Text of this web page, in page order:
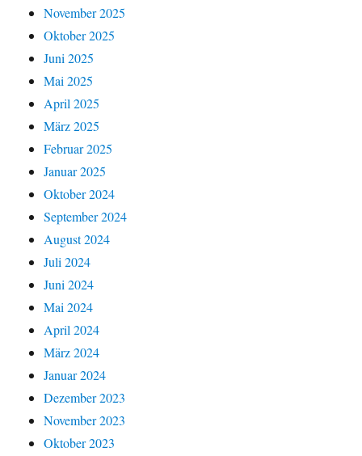
November 2025
Oktober 2025
Juni 2025
Mai 2025
April 2025
März 2025
Februar 2025
Januar 2025
Oktober 2024
September 2024
August 2024
Juli 2024
Juni 2024
Mai 2024
April 2024
März 2024
Januar 2024
Dezember 2023
November 2023
Oktober 2023